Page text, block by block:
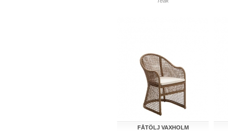
FÅTÖLJ VAXHOLM